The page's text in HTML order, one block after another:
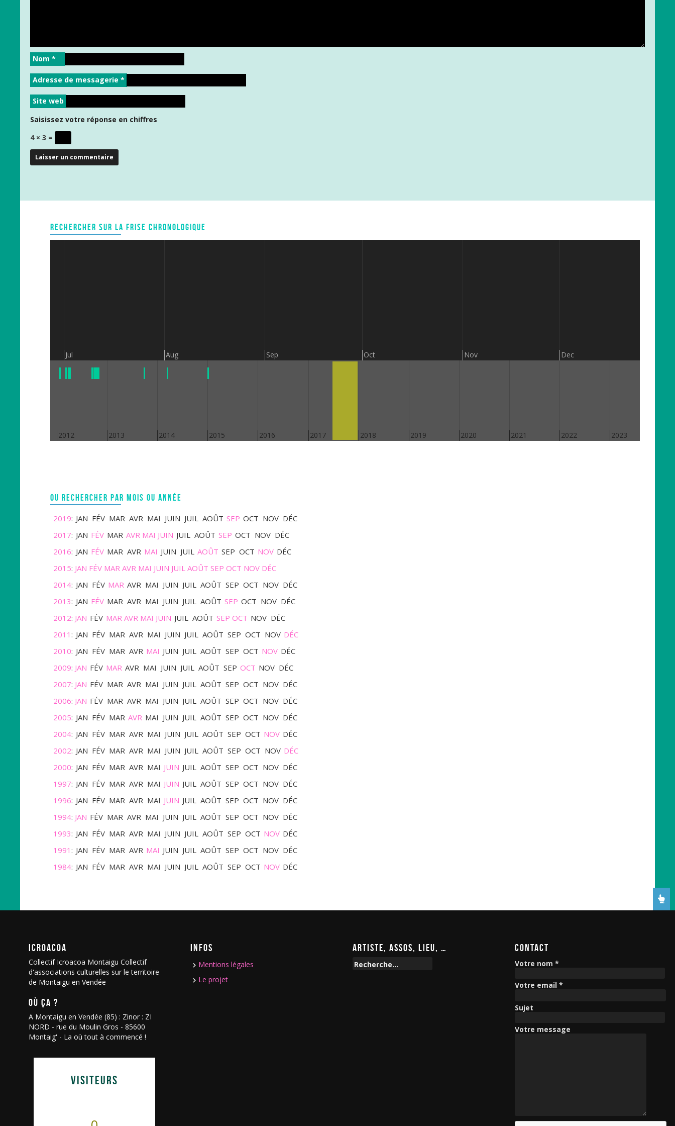
Nom *
Adresse de messagerie *
Site web
Saisissez votre réponse en chiffres
4 × 3 =
RECHERCHER SUR LA FRISE CHRONOLOGIQUE
Jul Aug Sep Oct Nov Dec
2012 2013 2014 2015 2016 2017 2018 2019 2020 2021 2022 2023
OU RECHERCHER PAR MOIS OU ANNÉE
2019: JAN FÉV MAR AVR MAI JUIN JUIL AOÛT SEP OCT NOV DÉC
2017: JAN FÉV MAR AVR MAI JUIN JUIL AOÛT SEP OCT NOV DÉC
2016: JAN FÉV MAR AVR MAI JUIN JUIL AOÛT SEP OCT NOV DÉC
2015: JAN FÉV MAR AVR MAI JUIN JUIL AOÛT SEP OCT NOV DÉC
2014: JAN FÉV MAR AVR MAI JUIN JUIL AOÛT SEP OCT NOV DÉC
2013: JAN FÉV MAR AVR MAI JUIN JUIL AOÛT SEP OCT NOV DÉC
2012: JAN FÉV MAR AVR MAI JUIN JUIL AOÛT SEP OCT NOV DÉC
2011 : JAN FÉV MAR AVR MAI JUIN JUIL AOÛT SEP OCT NOV DÉC
2010: JAN FÉV MAR AVR MAI JUIN JUIL AOÛT SEP OCT NOV DÉC
2009: JAN FÉV MAR AVR MAI JUIN JUIL AOÛT SEP OCT NOV DÉC
2007: JAN FÉV MAR AVR MAI JUIN JUIL AOÛT SEP OCT NOV DÉC
2006: JAN FÉV MAR AVR MAI JUIN JUIL AOÛT SEP OCT NOV DÉC
2005: JAN FÉV MAR AVR MAI JUIN JUIL AOÛT SEP OCT NOV DÉC
2004: JAN FÉV MAR AVR MAI JUIN JUIL AOÛT SEP OCT NOV DÉC
2002: JAN FÉV MAR AVR MAI JUIN JUIL AOÛT SEP OCT NOV DÉC
2000: JAN FÉV MAR AVR MAI JUIN JUIL AOÛT SEP OCT NOV DÉC
1997: JAN FÉV MAR AVR MAI JUIN JUIL AOÛT SEP OCT NOV DÉC
1996: JAN FÉV MAR AVR MAI JUIN JUIL AOÛT SEP OCT NOV DÉC
1994: JAN FÉV MAR AVR MAI JUIN JUIL AOÛT SEP OCT NOV DÉC
1993: JAN FÉV MAR AVR MAI JUIN JUIL AOÛT SEP OCT NOV DÉC
1991 : JAN FÉV MAR AVR MAI JUIN JUIL AOÛT SEP OCT NOV DÉC
1984: JAN FÉV MAR AVR MAI JUIN JUIL AOÛT SEP OCT NOV DÉC
ICROACOA
Collectif Icroacoa Montaigu Collectif
d'associations culturelles sur le territoire
de Montaigu en Vendée
OÙ ÇA ?
A Montaigu en Vendée (85) : Zinor : ZI
NORD - rue du Moulin Gros - 85600
Montaig' - La où tout à commencé !
VISITEURS
INFOS
Mentions légales
Le projet
ARTISTE, ASSOS, LIEU, …
R
CONTACT
Votre nom *
Votre email *
Sujet
Votre message